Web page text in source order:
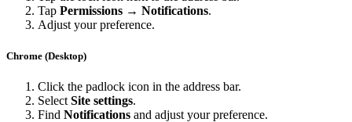
Tap Permissions → Notifications.
Adjust your preference.
Chrome (Desktop)
Click the padlock icon in the address bar.
Select Site settings.
Find Notifications and adjust your preference.